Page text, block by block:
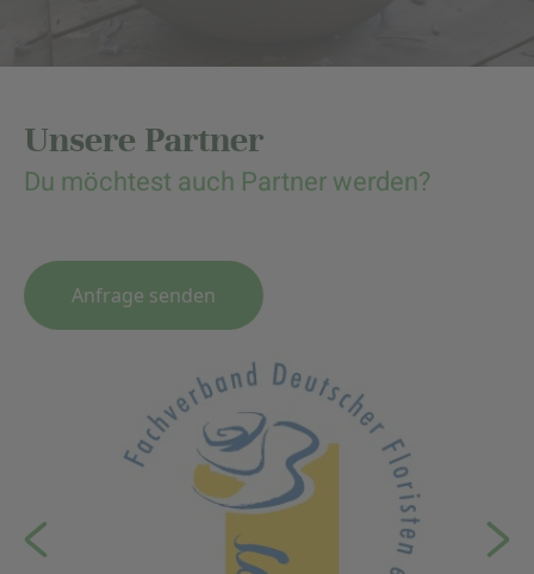
Unsere Partner
Du möchtest auch Partner werden?
Anfrage senden